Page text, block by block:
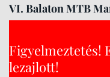
VI. Balaton MTB
Figyelmeztetés!
lezajlott!